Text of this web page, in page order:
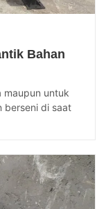
Bahan
maupun untuk
berseni di saat